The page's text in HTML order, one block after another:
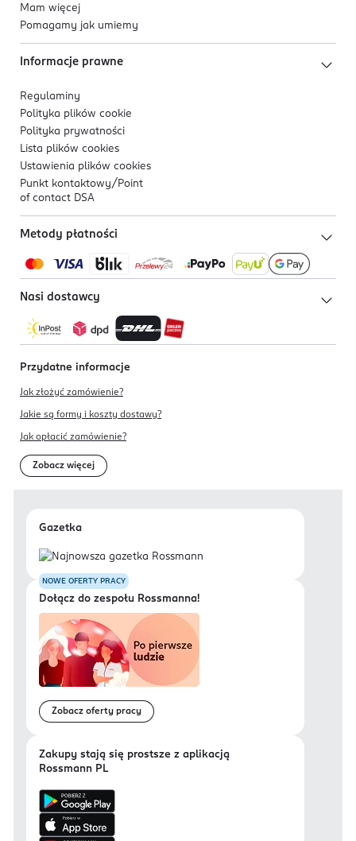
Mam więcej
Pomagamy jak umiemy
Informacje prawne
Regulaminy
Polityka plików cookie
Polityka prywatności
Lista plików cookies
Ustawienia plików cookies
Punkt kontaktowy/ Point
of contact DSA
Metody płatności
Nasi dostawcy
Przydatne informacje
Jak złożyć zamówienie?
Jakie są formy i koszty dostawy?
Jak opłacić zamówienie?
Zobacz więcej
Gazetka
NOWE OFERTY PRACY
Dołącz do zespołu Rossmanna!
Zobacz oferty pracy
Zakupy stają się prostsze z aplikacją
Rossmann PL